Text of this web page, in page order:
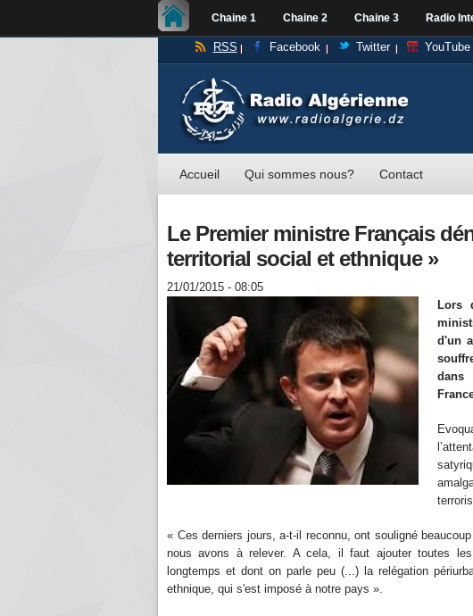
Chaine 1 Chaine 2 Chaine 3 Radio
RSS Facebook Twitter YouTube
Accueil Qui sommes nous? Contact
Le Premier ministre Français
territorial social et ethnique »
21/01/2015 - 08:05
Lors
d'un
dans
« Ces derniers jours, a-t-il reconnu, ont souligné
nous avons à relever. A cela, il faut ajouter toutes
longtemps et dont on parle peu (...) la relégation
ethnique, qui s'est imposé à notre pays ».